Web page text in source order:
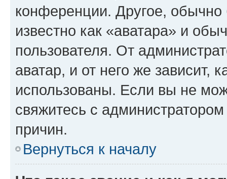
конференции. Другое,
известно как «аватара» и
пользователя. От
аватар, и от него же зависит,
использованы. Если вы не
свяжитесь с
причин.
Вернуться к началу